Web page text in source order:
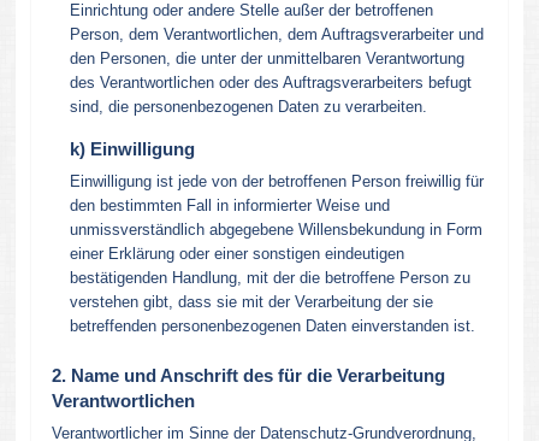
Einrichtung oder andere Stelle außer der betroffenen
Person, dem Verantwortlichen, dem Auftragsverarbeiter und
den Personen, die unter der unmittelbaren Verantwortung
des Verantwortlichen oder des Auftragsverarbeiters befugt
sind, die personenbezogenen Daten zu verarbeiten.
k) Einwilligung
Einwilligung ist jede von der betroffenen Person freiwillig für
den bestimmten Fall in informierter Weise und
unmissverständlich abgegebene Willensbekundung in Form
einer Erklärung oder einer sonstigen eindeutigen
bestätigenden Handlung, mit der die betroffene Person zu
verstehen gibt, dass sie mit der Verarbeitung der sie
betreffenden personenbezogenen Daten einverstanden ist.
2. Name und Anschrift des für die Verarbeitung
Verantwortlichen
Verantwortlicher im Sinne der Datenschutz-Grundverordnung,